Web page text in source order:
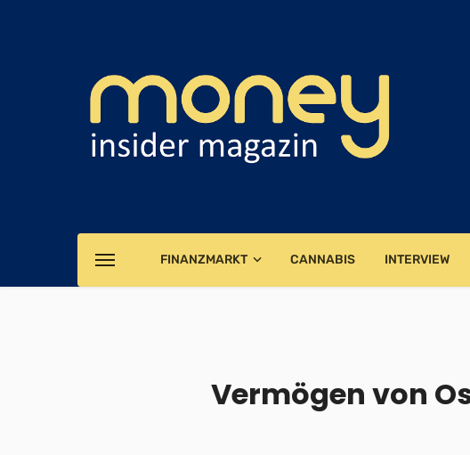
FINANZMARKT CANNABIS INTERVIEW
Vermögen von